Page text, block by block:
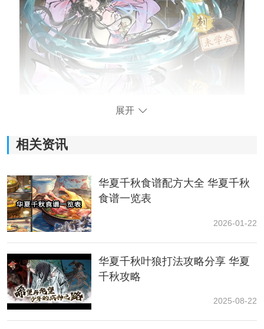
华夏千秋峨眉连击流
峨眉目前还是比较强势的，首先在于峨眉是出伤最快
的，一刀是别人两刀的伤害，打武馆高难度运气好两刀
就可以秒杀对面，不需要进行回气续航。
展开
相关资讯
华夏千秋食谱配方大全 华夏千秋
食谱一览表
2026-01-22
华夏千秋叶狼打法攻略分享 华夏
千秋攻略
2025-08-22